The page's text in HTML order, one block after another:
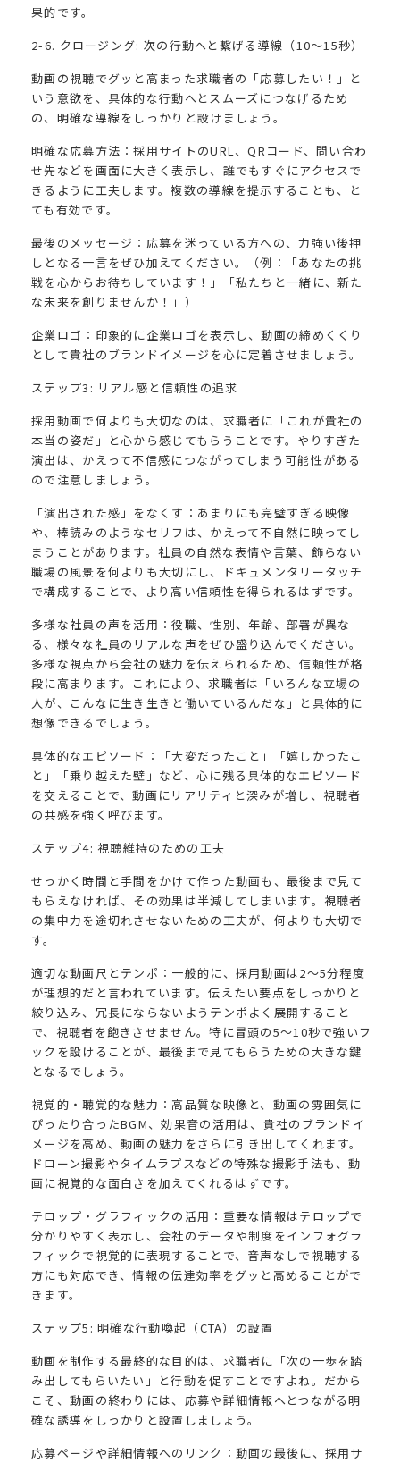
果的です。
2-6. クロージング: 次の行動へと繋げる導線（10〜15秒）
動画の視聴でグッと高まった求職者の「応募したい！」と
いう意欲を、具体的な行動へとスムーズにつなげるため
の、明確な導線をしっかりと設けましょう。
明確な応募方法：採用サイトのURL、QRコード、問い合わ
せ先などを画面に大きく表示し、誰でもすぐにアクセスで
きるように工夫します。複数の導線を提示することも、と
ても有効です。
最後のメッセージ：応募を迷っている方への、力強い後押
しとなる一言をぜひ加えてください。（例：「あなたの挑
戦を心からお待ちしています！」「私たちと一緒に、新た
な未来を創りませんか！」）
企業ロゴ：印象的に企業ロゴを表示し、動画の締めくくり
として貴社のブランドイメージを心に定着させましょう。
ステップ3: リアル感と信頼性の追求
採用動画で何よりも大切なのは、求職者に「これが貴社の
本当の姿だ」と心から感じてもらうことです。やりすぎた
演出は、かえって不信感につながってしまう可能性がある
ので注意しましょう。
「演出された感」をなくす：あまりにも完璧すぎる映像
や、棒読みのようなセリフは、かえって不自然に映ってし
まうことがあります。社員の自然な表情や言葉、飾らない
職場の風景を何よりも大切にし、ドキュメンタリータッチ
で構成することで、より高い信頼性を得られるはずです。
多様な社員の声を活用：役職、性別、年齢、部署が異な
る、様々な社員のリアルな声をぜひ盛り込んでください。
多様な視点から会社の魅力を伝えられるため、信頼性が格
段に高まります。これにより、求職者は「いろんな立場の
人が、こんなに生き生きと働いているんだな」と具体的に
想像できるでしょう。
具体的なエピソード：「大変だったこと」「嬉しかったこ
と」「乗り越えた壁」など、心に残る具体的なエピソード
を交えることで、動画にリアリティと深みが増し、視聴者
の共感を強く呼びます。
ステップ4: 視聴維持のための工夫
せっかく時間と手間をかけて作った動画も、最後まで見て
もらえなければ、その効果は半減してしまいます。視聴者
の集中力を途切れさせないための工夫が、何よりも大切で
す。
適切な動画尺とテンポ：一般的に、採用動画は2〜5分程度
が理想的だと言われています。伝えたい要点をしっかりと
絞り込み、冗長にならないようテンポよく展開すること
で、視聴者を飽きさせません。特に冒頭の5〜10秒で強いフ
ックを設けることが、最後まで見てもらうための大きな鍵
となるでしょう。
視覚的・聴覚的な魅力：高品質な映像と、動画の雰囲気に
ぴったり合ったBGM、効果音の活用は、貴社のブランドイ
メージを高め、動画の魅力をさらに引き出してくれます。
ドローン撮影やタイムラプスなどの特殊な撮影手法も、動
画に視覚的な面白さを加えてくれるはずです。
テロップ・グラフィックの活用：重要な情報はテロップで
分かりやすく表示し、会社のデータや制度をインフォグラ
フィックで視覚的に表現することで、音声なしで視聴する
方にも対応でき、情報の伝達効率をグッと高めることがで
きます。
ステップ5: 明確な行動喚起（CTA）の設置
動画を制作する最終的な目的は、求職者に「次の一歩を踏
み出してもらいたい」と行動を促すことですよね。だから
こそ、動画の終わりには、応募や詳細情報へとつながる明
確な誘導をしっかりと設置しましょう。
応募ページや詳細情報へのリンク：動画の最後に、採用サ